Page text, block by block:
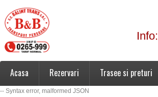
Info:
Acasa Rezervari Trasee si preturi
-- Syntax error, malformed JSON